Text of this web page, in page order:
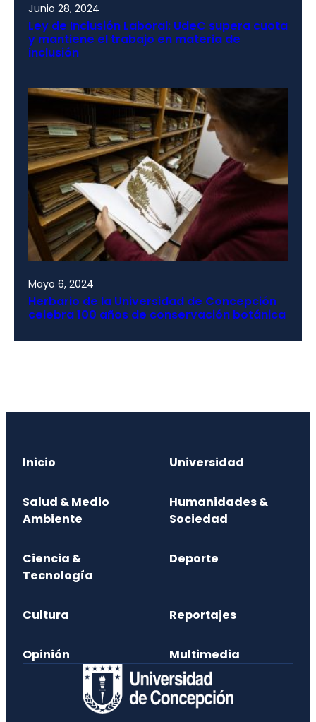
Junio 28, 2024
Ley de Inclusión Laboral: UdeC supera cuota
y mantiene el trabajo en materia de
inclusión
Mayo 6, 2024
Herbario de la Universidad de Concepción
celebra 100 años de conservación botánica
Inicio Universidad
Salud & Medio
Ambiente
Humanidades &
Sociedad
Ciencia &
Tecnología
Deporte
Cultura Reportajes
Opinión Multimedia